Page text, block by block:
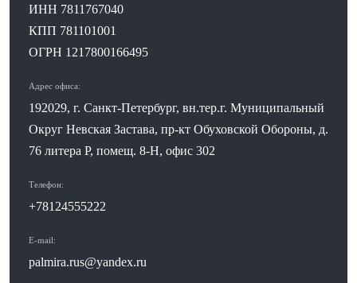
ИНН 7811767040
КПП 781101001
ОГРН 1217800166495
Адрес офиса:
192029, г. Санкт-Петербург, вн.тер.г. Муниципальный
Округ Невская Застава, пр-кт Обуховской Обороны, д.
76 литера Р, помещ. 8-Н, офис 302
Телефон:
+78124555222
E-mail:
palmira.rus@yandex.ru